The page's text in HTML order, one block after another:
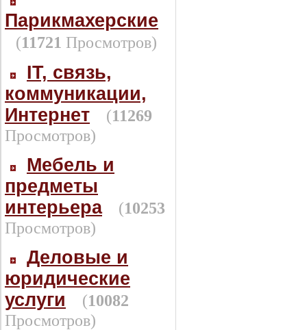
Парикмахерские
(11721 Просмотров)
IT, связь,
коммуникации,
Интернет
(11269
Просмотров)
Мебель и
предметы
интерьера
(10253
Просмотров)
Деловые и
юридические
услуги
(10082
Просмотров)